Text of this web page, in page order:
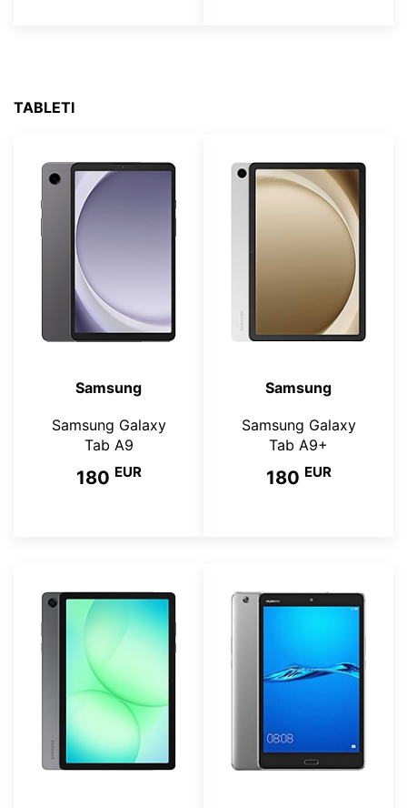
TABLETI
Samsung
Samsung Galaxy
Tab A9
180 EUR
Samsung
Samsung Galaxy
Tab A9+
180 EUR